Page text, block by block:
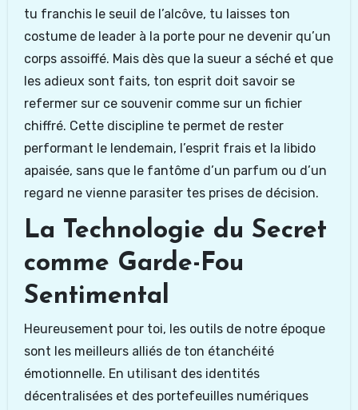
tu franchis le seuil de l’alcôve, tu laisses ton
costume de leader à la porte pour ne devenir qu’un
corps assoiffé. Mais dès que la sueur a séché et que
les adieux sont faits, ton esprit doit savoir se
refermer sur ce souvenir comme sur un fichier
chiffré. Cette discipline te permet de rester
performant le lendemain, l’esprit frais et la libido
apaisée, sans que le fantôme d’un parfum ou d’un
regard ne vienne parasiter tes prises de décision.
La Technologie du Secret
comme Garde-Fou
Sentimental
Heureusement pour toi, les outils de notre époque
sont les meilleurs alliés de ton étanchéité
émotionnelle. En utilisant des identités
décentralisées et des portefeuilles numériques